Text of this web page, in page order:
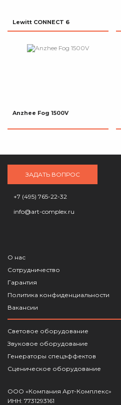
Lewitt CONNECT 6
Anzhee Fog 1500V
ЗАДАТЬ ВОПРОС
+7 (495) 765-22-32
info@art-complex.ru
О нас
Сотрудничество
Гарантия
Политика конфиденциальности
Вакансии
Световое оборудование
Звуковое оборудование
Генераторы спецэффектов
Сценическое оборудование
ООО «Компания Арт-Комплекс»
ИНН: 7731293161